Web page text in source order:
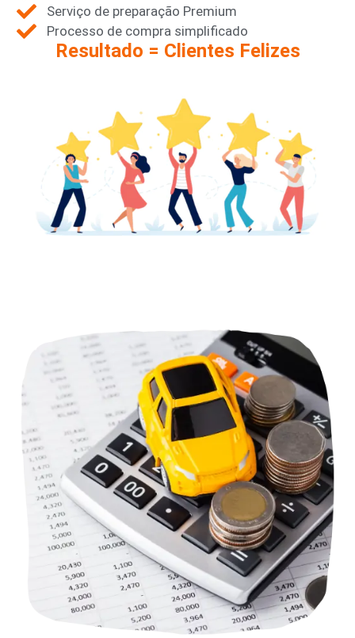
Serviço de preparação Premium
Processo de compra simplificado
Resultado = Clientes Felizes